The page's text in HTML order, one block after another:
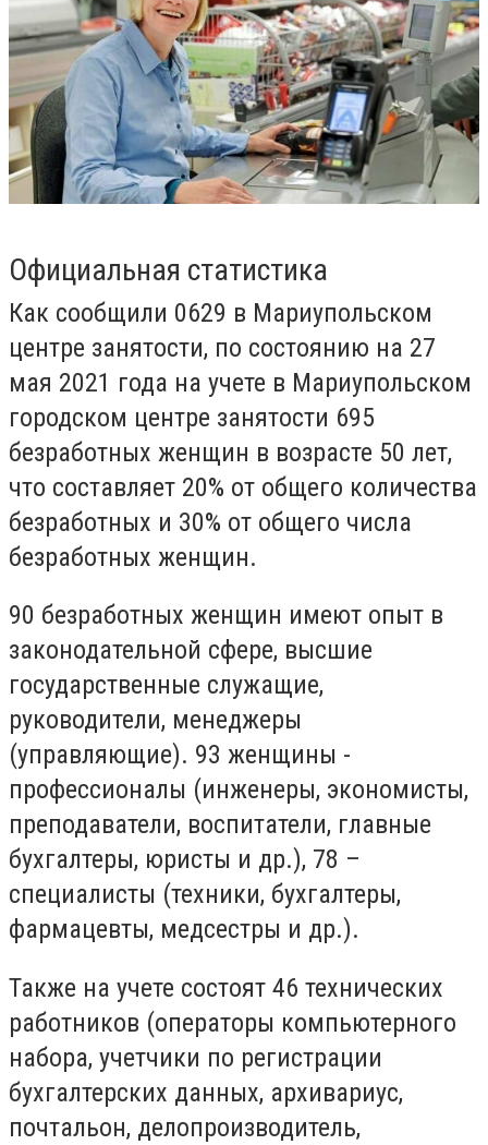
Официальная статистика
Как сообщили 0629 в Мариупольском
центре занятости, по состоянию на 27
мая 2021 года на учете в Мариупольском
городском центре занятости 695
безработных женщин в возрасте 50 лет,
что составляет 20% от общего количества
безработных и 30% от общего числа
безработных женщин.
90 безработных женщин имеют опыт в
законодательной сфере, высшие
государственные служащие,
руководители, менеджеры
(управляющие). 93 женщины -
профессионалы (инженеры, экономисты,
преподаватели, воспитатели, главные
бухгалтеры, юристы и др.), 78 –
специалисты (техники, бухгалтеры,
фармацевты, медсестры и др.).
Также на учете состоят 46 технических
работников (операторы компьютерного
набора, учетчики по регистрации
бухгалтерских данных, архивариус,
почтальон, делопроизводитель,